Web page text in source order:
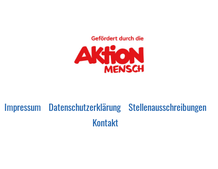
Impressum Datenschutzerklärung Stellenausschreibungen
Kontakt